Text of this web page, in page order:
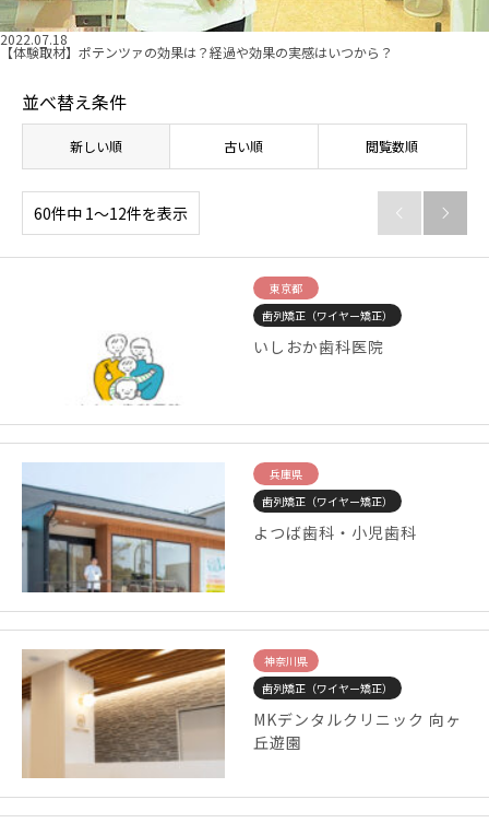
2022.07.18
【体験取材】ポテンツァの効果は？経過や効果の実感はいつから？
並べ替え条件
新しい順 古い順 閲覧数順
60件中 1〜12件を表示  
東京都
歯列矯正（ワイヤー矯正）
いしおか歯科医院
兵庫県
歯列矯正（ワイヤー矯正）
よつば歯科・小児歯科
神奈川県
歯列矯正（ワイヤー矯正）
MKデンタルクリニック 向ヶ
丘遊園